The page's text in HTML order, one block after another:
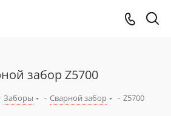
забор Z5700
Заборы - Сварной забор - Z5700